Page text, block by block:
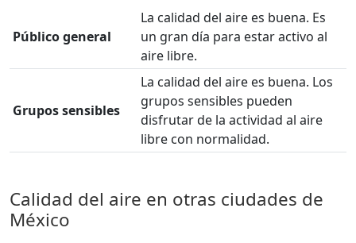
Público general
La calidad del aire es buena. Es
un gran día para estar activo al
aire libre.
Grupos sensibles
La calidad del aire es buena. Los
grupos sensibles pueden
disfrutar de la actividad al aire
libre con normalidad.
Calidad del aire en otras ciudades de
México